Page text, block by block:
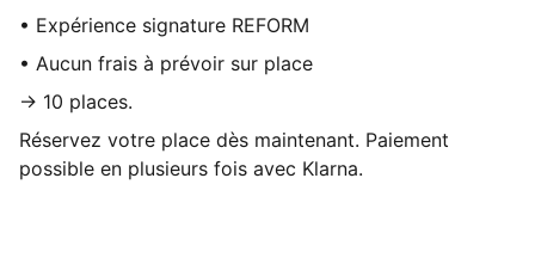
• Expérience signature REFORM
• Aucun frais à prévoir sur place
→ 10 places.
Réservez votre place dès maintenant. Paiement
possible en plusieurs fois avec Klarna.